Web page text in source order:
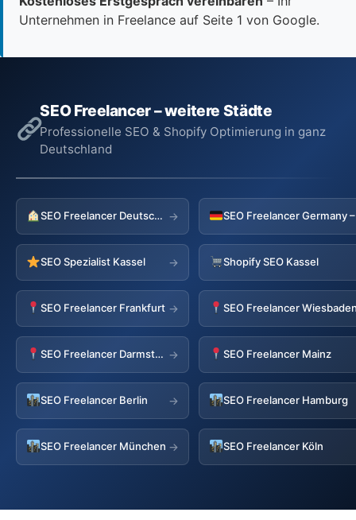
Unternehmen in Freelance auf Seite 1 von Google.
SEO Freelancer – weitere Städte
Professionelle SEO & Shopify Optimierung in ganz
Deutschland
SEO Freelancer Deutschland →
SEO Spezialist Kassel → Shopify SEO Kassel
SEO Freelancer Frankfurt → SEO Freelancer
SEO Freelancer Darmstadt → SEO Freelancer Mainz
SEO Freelancer Berlin → SEO Freelancer Hamburg
SEO Freelancer München → SEO Freelancer Köln